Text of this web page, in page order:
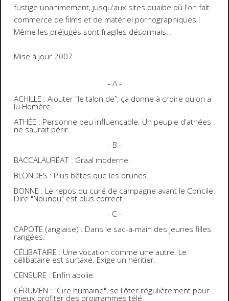
fustige unanimement, jusqu'aux sites ouaibe où l'on fait
commerce de films et de matériel pornographiques !
Même les préjugés sont fragiles désormais…
Mise à jour 2007
- A -
ACHILLE : Ajouter "le talon de”, ça donne à croire qu'on a
lu Homère.
ATHÉE : Personne peu influençable. Un peuple d'athées
ne saurait périr.
- B -
BACCALAURÉAT : Graal moderne.
BLONDES : Plus bêtes que les brunes.
BONNE : Le repos du curé de campagne avant le Concile.
Dire "Nounou" est plus correct.
- C -
CAPOTE (anglaise) : Dans le sac-à-main des jeunes filles
rangées.
CÉLIBATAIRE : Une vocation comme une autre. Le
célibataire est surtaxé. Exige un héritier.
CENSURE : Enfin abolie.
CÉRUMEN : "Cire humaine", se l'ôter régulièrement pour
mieux profiter des programmes télé.